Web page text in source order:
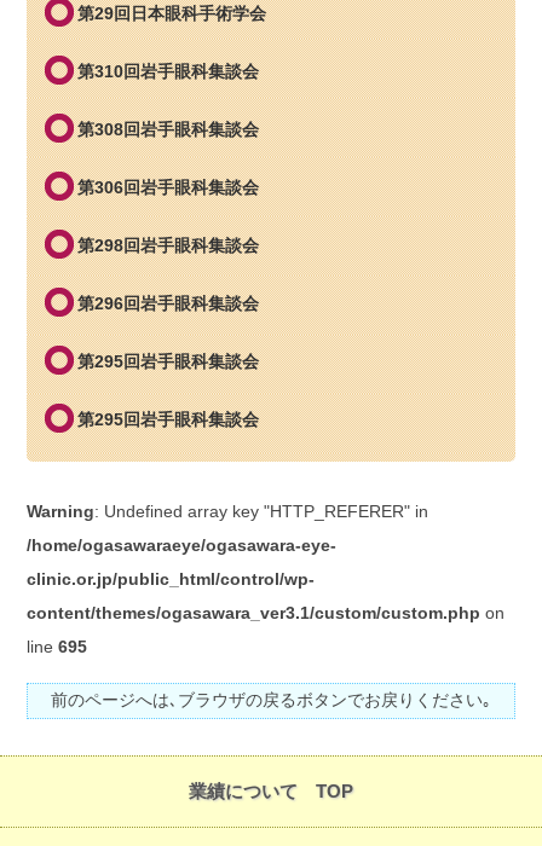
第29回日本眼科手術学会
第310回岩手眼科集談会
第308回岩手眼科集談会
第306回岩手眼科集談会
第298回岩手眼科集談会
第296回岩手眼科集談会
第295回岩手眼科集談会
第295回岩手眼科集談会
Warning: Undefined array key "HTTP_REFERER" in
/home/ogasawaraeye/ogasawara-eye-
clinic.or.jp/public_html/control/wp-
content/themes/ogasawara_ver3.1/custom/custom.php on
line695
前のページへは､ブラウザの戻るボタンでお戻りください｡
業績について TOP